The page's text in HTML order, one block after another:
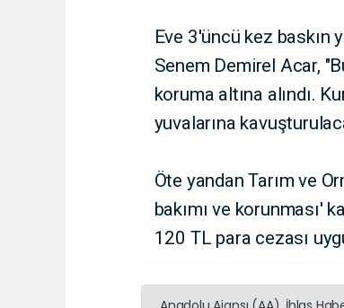
Eve 3'üncü kez baskın
Senem Demirel Acar,
koruma altına alındı.
yuvalarına
Öte yandan Tarım ve
bakımı ve korunması'
120 TL para cezası